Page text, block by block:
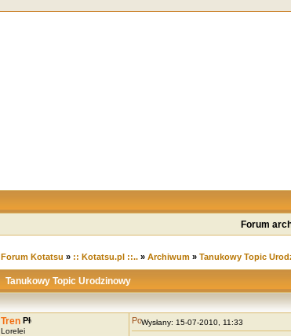
Forum
Forum Kotatsu » :: Kotatsu.pl ::..» Archiwum» Tanukowy Topic
Tanukowy Topic Urodzinowy
Tren
Lorelei
Wysłany: 15-07-2010, 11:33